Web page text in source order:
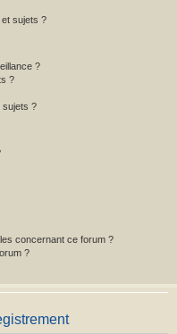
sujets ?
?
?
sujets ?
concernant ce forum ?
?